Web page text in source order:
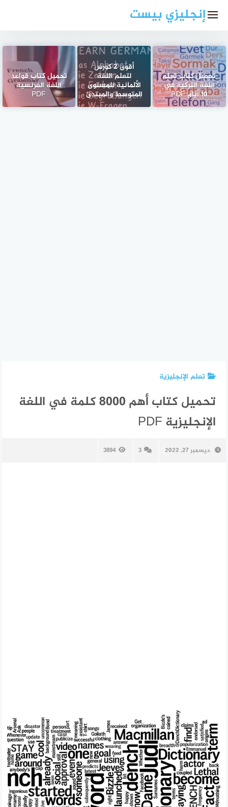
إنجليزي بيست
تحميل كتاب تعلم
اللغة التركية في
10 أيام PDF
أقوى 2 كورس
لتعلم اللغة
الألمانية للمستوى
المتوسط والمبتدئ
تحميل كتاب قواعد
اللغة الفرنسية
PDF
تعلم الإنجليزية
تحميل كتاب أهم 8000 كلمة في اللغة
الإنجليزية PDF
ديسمبر 27, 2022 3
3894